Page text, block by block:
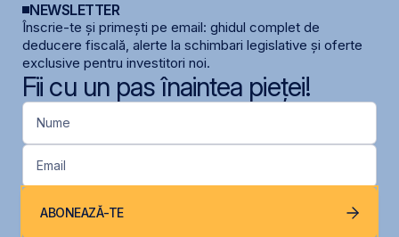
NEWSLETTER
Înscrie-te și primești pe email: ghidul complet de
deducere fiscală, alerte la schimbari legislative și oferte
exclusive pentru investitori noi.
Fii cu un pas înaintea pieței!
Nume
Email
ABONEAZĂ-TE